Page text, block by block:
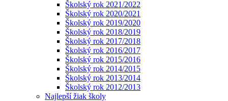
Školský rok 2021/2022
Školský rok 2020/2021
Školský rok 2019/2020
Školský rok 2018/2019
Školský rok 2017/2018
Školský rok 2016/2017
Školský rok 2015/2016
Školský rok 2014/2015
Školský rok 2013/2014
Školský rok 2012/2013
Najlepší žiak školy